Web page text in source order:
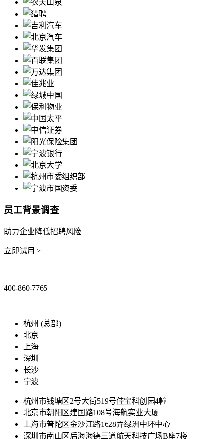
员工背景调查
助力企业降低招聘风险
立即试用 >
400-860-7765
杭州 (总部)
北京
上海
深圳
长沙
宁波
杭州市钱塘区2号大街519号佳宝科创园4幢
北京市朝阳区建国路108号海航实业大厦
上海市普陀区金沙江路1628弄绿洲中环中心
深圳市南山区后海海德三道航天科技广场B座7楼